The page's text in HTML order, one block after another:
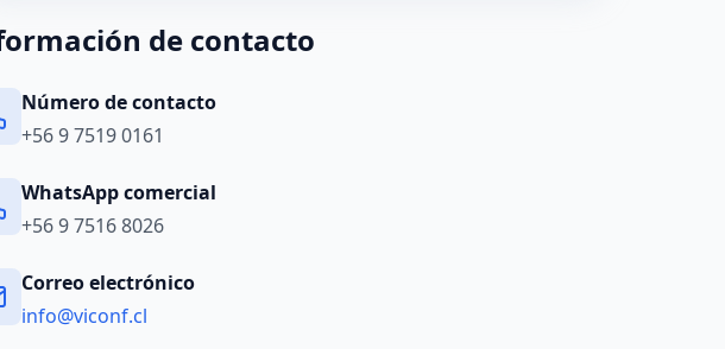
de contacto
Número de contacto
+56 9 7519 0161
WhatsApp comercial
+56 9 7516 8026
Correo electrónico
info@viconf.cl